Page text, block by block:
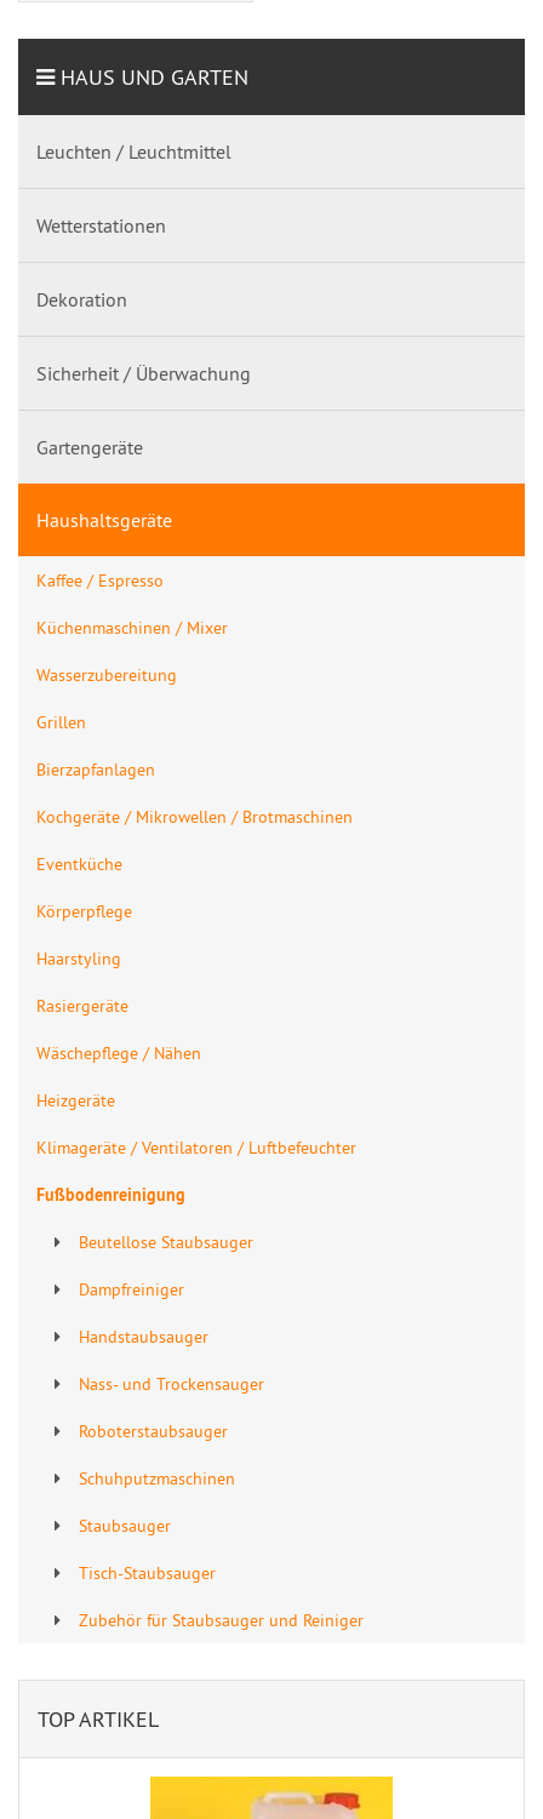
HAUS UND GARTEN
Leuchten / Leuchtmittel
Wetterstationen
Dekoration
Sicherheit / Überwachung
Gartengeräte
Haushaltsgeräte
Kaffee / Espresso
Küchenmaschinen / Mixer
Wasserzubereitung
Grillen
Bierzapfanlagen
Kochgeräte / Mikrowellen / Brotmaschinen
Eventküche
Körperpflege
Haarstyling
Rasiergeräte
Wäschepflege / Nähen
Heizgeräte
Klimageräte / Ventilatoren / Luftbefeuchter
Fußbodenreinigung
Beutellose Staubsauger
Dampfreiniger
Handstaubsauger
Nass- und Trockensauger
Roboterstaubsauger
Schuhputzmaschinen
Staubsauger
Tisch-Staubsauger
Zubehör für Staubsauger und Reiniger
TOP ARTIKEL